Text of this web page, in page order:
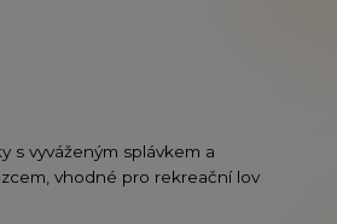
s vyváženým splávkem a
vhodné pro rekreační lov